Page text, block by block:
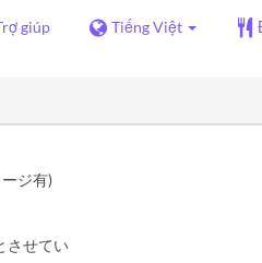
giúp Tiếng Việt
ージ有)
させてい